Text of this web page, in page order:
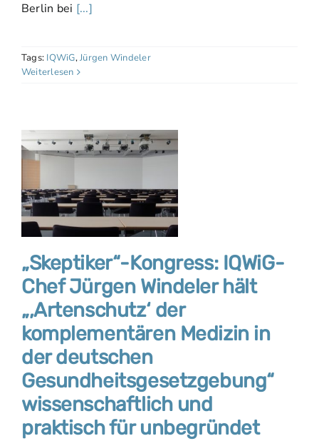
Berlin bei [...]
Tags: IQWiG,Jürgen Windeler
Weiterlesen
„Skeptiker“-Kongress: IQWiG-
Chef Jürgen Windeler hält
„‚Artenschutz‘ der
komplementären Medizin in
der deutschen
Gesundheitsgesetzgebung“
wissenschaftlich und
praktisch für unbegründet